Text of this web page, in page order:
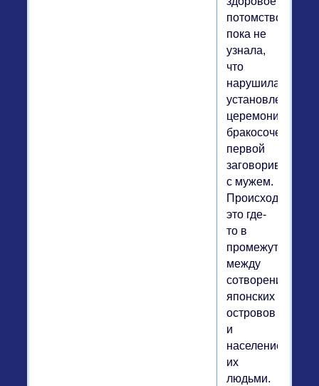
потомство,
пока не
узнала,
что
нарушила
установленную
церемонию
бракосочетания,
первой
заговорив
с мужем.
Происходило
это где-
то в
промежутке
между
сотворением
японских
островов
и
населением
их
людьми.